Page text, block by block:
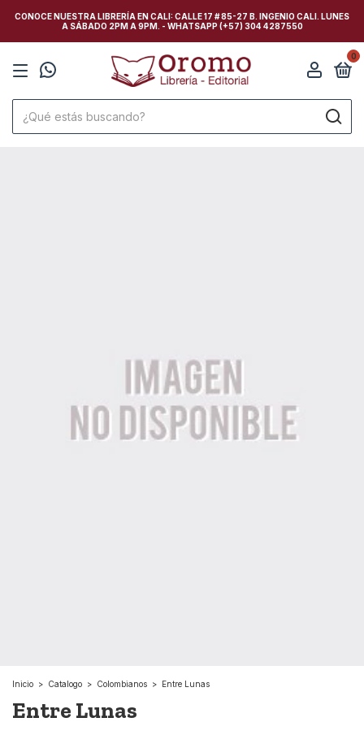
CONOCE NUESTRA LIBRERÍA EN CALI: CALLE 17 # 85-27 B. INGENIO CALI. LUNES
A SÁBADO 2PM A 9PM. - WHATSAPP (+57) 304 4287550
0
Inicio > Catalogo > Colombianos > Entre Lunas
Entre Lunas